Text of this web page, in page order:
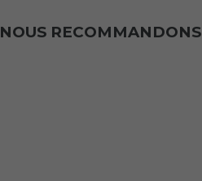
NOUS RECOMMANDONS